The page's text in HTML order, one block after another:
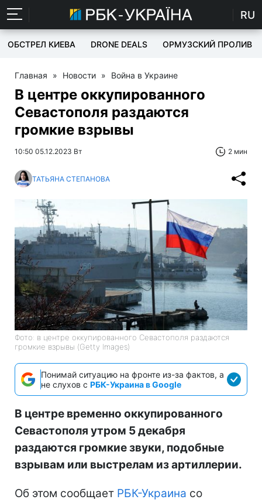
RU
ОБСТРЕЛ КИЕВА DRONE DEALS ОРМУЗСКИЙ ПРОЛИВ
Главная » Новости » Война в Украине
В центре оккупированного
Севастополя раздаются
громкие взрывы
10:50 05.12.2023 Вт 2 мин
ТАТЬЯНА СТЕПАНОВА
Фото: в центре оккупированного Севастополя раздаются
громкие взрывы (Getty Images)
Понимай ситуацию на фронте из-за фактов, а
не слухов с РБК-Украина в Google
В центре временно оккупированного
Севастополя утром 5 декабря
раздаются громкие звуки, подобные
взрывам или выстрелам из артиллерии.
Об этом сообщает РБК-Украина со